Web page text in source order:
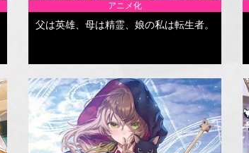
アニメ化
父は英雄、母は精霊、娘の私は転生者。